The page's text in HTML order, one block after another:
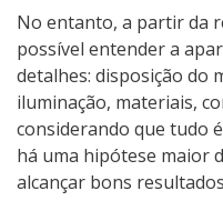
No entanto, a partir da
possível entender a
detalhes: disposição do
iluminação, materiais,
considerando que tudo
há uma hipótese maior
alcançar bons